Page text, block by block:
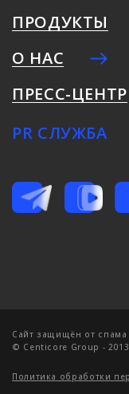
ПРОДУКТЫ
О НАС
ПРЕСС-ЦЕНТР
PR СЛУЖБА
Cайт защищён от спама
© Centicore Group -
Политика обработки